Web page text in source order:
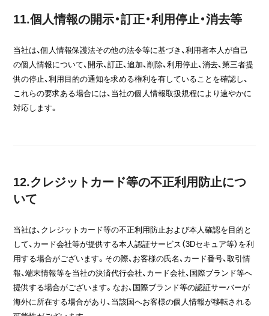
11.個人情報の開示・訂正・利用停止・消去等
当社は、個人情報保護法その他の法令等に基づき、利用者本人が自己
の個人情報について、開示、訂正、追加、削除、利用停止、消去、第三者提
供の停止、利用目的の通知を求める権利を有していることを確認し、
これらの要求ある場合には、当社の個人情報取扱規程により速やかに
対応します。
12.クレジットカード等の不正利用防止につ
いて
当社は、クレジットカード等の不正利用防止および本人確認を目的と
して、カード会社等が提供する本人認証サービス（3Dセキュア等）を利
用する場合がございます。その際、お客様の氏名、カード番号、取引情
報、端末情報等を当社の決済代行会社、カード会社、国際ブランド等へ
提供する場合がございます。なお、国際ブランド等の認証サーバーが
海外に所在する場合があり、当該国へお客様の個人情報が移転される